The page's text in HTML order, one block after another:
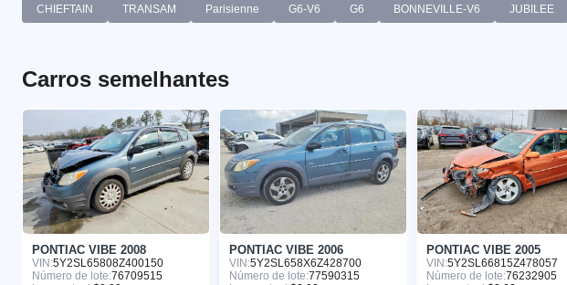
CHIEFTAIN TRANSAM Parisienne G6-V6 G6 BONNEVILLE-V6 JUBILEE
Carros semelhantes
PONTIAC VIBE 2008
VIN:5Y2SL65808Z400150
Número de lote:76709515
PONTIAC VIBE 2006
VIN:5Y2SL658X6Z428700
Número de lote:77590315
PONTIAC VIBE 2005
VIN:5Y2SL66815Z478057
Número de lote:76232905